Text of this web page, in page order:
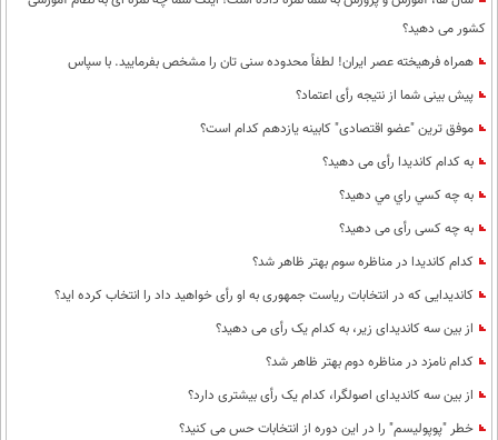
کشور می دهید؟
همراه فرهیخته عصر ایران! لطفاً محدوده سنی تان را مشخص بفرمایید. با سپاس
پیش بینی شما از نتیجه رأی اعتماد؟
موفق ترین "عضو اقتصادی" کابینه یازدهم کدام است؟
به کدام کاندیدا رأی می دهید؟
به چه كسي راي مي دهيد؟
به چه کسی رأی می دهید؟
کدام کاندیدا در مناظره سوم بهتر ظاهر شد؟
کاندیدایی که در انتخابات ریاست جمهوری به او رأی خواهید داد را انتخاب کرده اید؟
از بین سه کاندیدای زیر، به کدام یک رأی می دهید؟
کدام نامزد در مناظره دوم بهتر ظاهر شد؟
از بین سه کاندیدای اصولگرا، کدام یک رأی بیشتری دارد؟
خطر "پوپولیسم" را در این دوره از انتخابات حس می کنید؟